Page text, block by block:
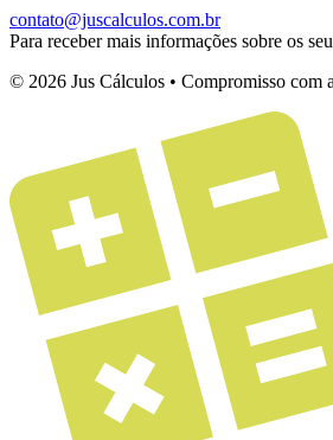
contato@juscalculos.com.br
Para receber mais informações sobre os
© 2026 Jus Cálculos • Compromisso com